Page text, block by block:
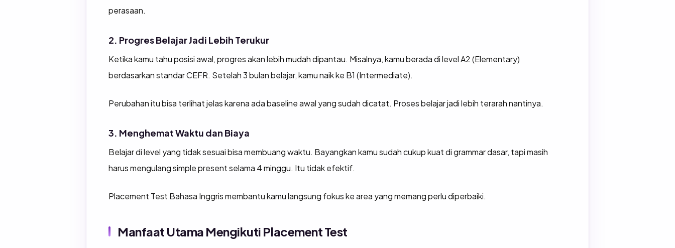
perasaan.
2. Progres Belajar Jadi Lebih Terukur
Ketika kamu tahu posisi awal, progres akan lebih mudah dipantau. Misalnya, kamu berada di level A2 (Elementary)
berdasarkan standar CEFR. Setelah 3 bulan belajar, kamu naik ke B1 (Intermediate).
Perubahan itu bisa terlihat jelas karena ada baseline awal yang sudah dicatat. Proses belajar jadi lebih terarah nantinya.
3. Menghemat Waktu dan Biaya
Belajar di level yang tidak sesuai bisa membuang waktu. Bayangkan kamu sudah cukup kuat di grammar dasar, tapi masih
harus mengulang simple present selama 4 minggu. Itu tidak efektif.
Placement Test Bahasa Inggris membantu kamu langsung fokus ke area yang memang perlu diperbaiki.
Manfaat Utama Mengikuti Placement Test